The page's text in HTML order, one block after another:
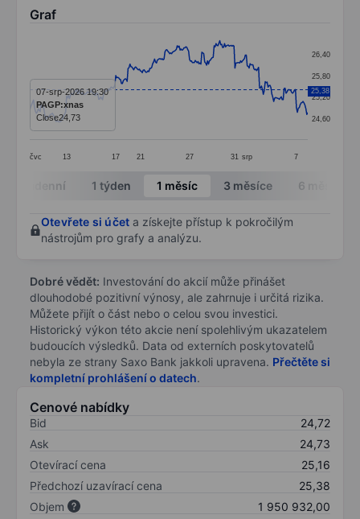
Graf
Line chart with 295 data points.
The chart has 1 X axis displaying categories.
The chart has 1 Y axis displaying values. Data
čvc 13 17 21 27 31 srp 7
24,60
25,20
25,80
26,40
25,38
07-srp-2026 19:30
PAGP:xnas
Close24,73
End of interactive chart.
Intradenní 1 týden 1 měsíc 3 měsíce 6 měsíců
Otevřete si účet a získejte přístup k pokročilým
nástrojům pro grafy a analýzu.
Dobré vědět: Investování do akcií může přinášet
dlouhodobé pozitivní výnosy, ale zahrnuje i určitá rizika.
Můžete přijít o část nebo o celou svou investici.
Historický výkon této akcie není spolehlivým ukazatelem
budoucích výsledků. Data od externích poskytovatelů
nebyla ze strany Saxo Bank jakkoli upravena. Přečtěte si
kompletní prohlášení o datech.
Cenové nabídky
Bid
24,72
Ask
24,73
Otevírací cena
25,16
Předchozí uzavírací cena
25,38
Objem
1 950 932,00